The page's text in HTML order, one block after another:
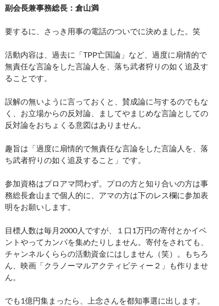
副会長兼事務総長：倉山満
要するに、さっき用事の電話のついでに決めました。笑
活動内容は、過去に「TPP亡国論」など、過度に扇情的で
無責任な言論をした言論人を、落ち武者狩りの如く追及す
ることです。
誤解の無いように言っておくと、賛成論に与するのでもな
く、お立場からの反対論、ましてやまじめな言論としての
反対論をおちょくる意図はありません。
趣旨は「過度に扇情的で無責任な言論をした言論人を、落
ち武者狩りの如く追及すること」です。
参加資格はプロアマ問わず。プロの方と知り合いの方は事
務総長倉山まで個人的に、アマの方は下のレス欄に参加表
明をお願いします。
目標人数は毎月2000人ですが、１口1万円の寄付とかイベ
ントやってカンパを集めたりしません。寄付をされても、
チャンネルくららの活動資金にはしません（笑）。もちろ
ん、映画「クラノーマルアクティビティー２」も作りませ
ん。
でも1億円集まったら、上念さんを都知事選に出します。